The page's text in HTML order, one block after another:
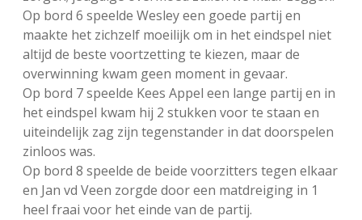
Op bord 6 speelde Wesley een goede partij en
maakte het zichzelf moeilijk om in het eindspel niet
altijd de beste voortzetting te kiezen, maar de
overwinning kwam geen moment in gevaar.
Op bord 7 speelde Kees Appel een lange partij en in
het eindspel kwam hij 2 stukken voor te staan en
uiteindelijk zag zijn tegenstander in dat doorspelen
zinloos was.
Op bord 8 speelde de beide voorzitters tegen elkaar
en Jan vd Veen zorgde door een matdreiging in 1
heel fraai voor het einde van de partij.